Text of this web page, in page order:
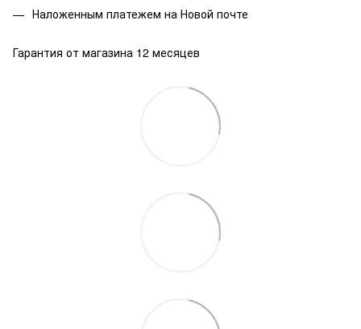
Наложенным платежем на Новой почте
Гарантия от магазина 12 месяцев